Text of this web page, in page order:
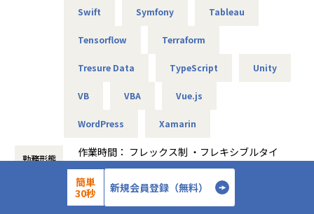
★社員の働きやすさをとことん追求！★
◎フレックス制あり
◎年間休日125日＋平均有給取得日数18.5日
【業務の変更の範囲】
Swift Symfony Tableau
Tensorflow Terraform
Tresure Data TypeScript Unity
VB VBA Vue.js
WordPress Xamarin
勤務形態
作業時間： フレックス制 ・フレキシブルタイ
ム(始業)9時00分～10時0 (終業)16時00分～
19時00分 ・コアタイム 10時00分～16時00
分 ・標準労働時間 8時00分 休憩時間 60
分
37年
簡単
30秒
新規会員登録（無料）